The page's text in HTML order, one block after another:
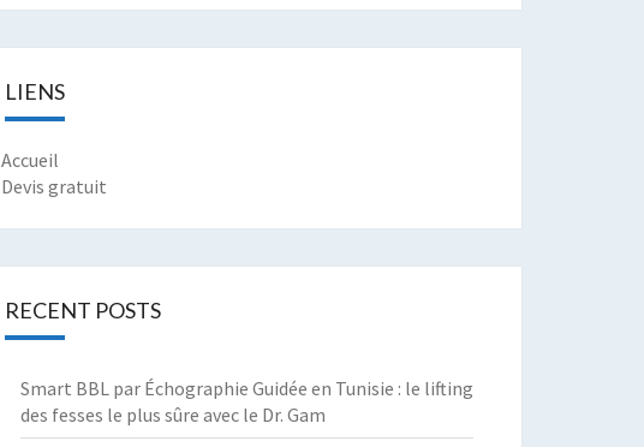
LIENS
Accueil
Devis gratuit
RECENT POSTS
Smart BBL par Échographie Guidée en Tunisie : le lifting
des fesses le plus sûre avec le Dr. Gam